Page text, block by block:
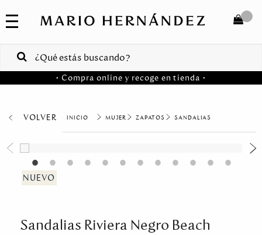
COLECCIONES
VENTAS
CORPORATIVAS
Venezuela
COMPRAR
• Compra online y recoge en tienda •
VOLVER MUJER ZAPATOS SANDALIAS
Sandalias Riviera Negro Beach